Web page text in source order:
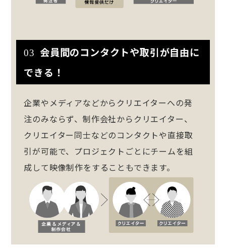
03
会員間のコンタクトや取引が自由に
できる！
企業やメディアなどからクリエイターへの発
注のみならず、制作会社からクリエイター、
クリエイター同士などのコンタクトや直接取
引が可能で、プロジェクトごとにチームを組
成して映像制作をすることもできます。